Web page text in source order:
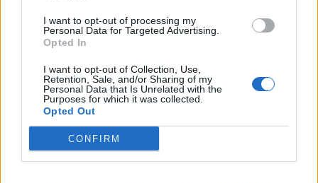
I want to opt-out of processing my
Personal Data for Targeted Advertising.
Opted In
I want to opt-out of Collection, Use,
Retention, Sale, and/or Sharing of my
Personal Data that Is Unrelated with the
Purposes for which it was collected.
Opted Out
CONFIRM
--------------------------------------------------------------------------
Заедно със загадъчния нов обор в играта ще
бъде въведен инов постоянен куест.
За него ще бъдат необходими животни, чиито
обори се получават от Загадъчни обори.
намерите тук: